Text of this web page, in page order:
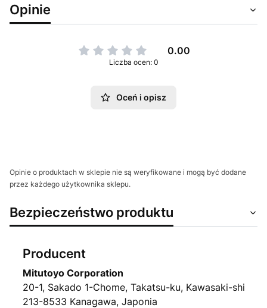
Opinie
0.00
Liczba ocen: 0
Oceń i opisz
Opinie o produktach w sklepie nie są weryfikowane i mogą być dodane
przez każdego użytkownika sklepu.
Bezpieczeństwo produktu
Producent
Mitutoyo Corporation
20-1, Sakado 1-Chome, Takatsu-ku, Kawasaki-shi
213-8533 Kanagawa, Japonia